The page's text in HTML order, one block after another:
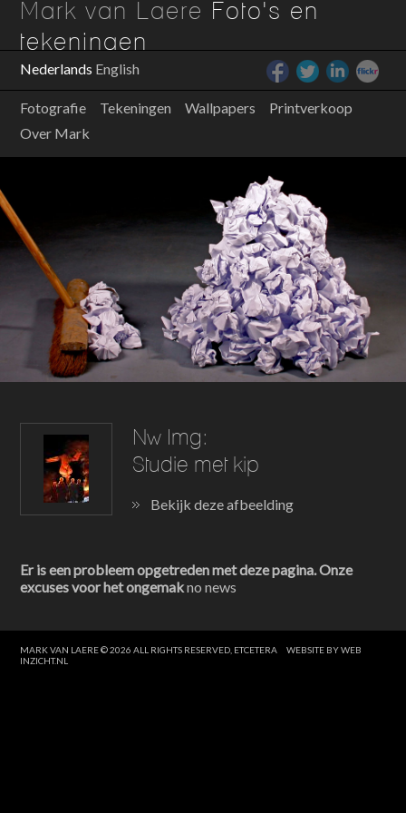
Mark van Laere Foto's en
tekeningen
Nederlands English
Fotografie Tekeningen Wallpapers
Printverkoop
Over Mark
Nw Img:
Studie met kip
Bekijk deze afbeelding
Er is een probleem opgetreden met deze pagina. Onze
excuses voor het ongemakno news
MARK VAN LAERE © 2026 ALL RIGHTS RESERVED, ETCETERAWEBSITE BY WEB
INZICHT.NL